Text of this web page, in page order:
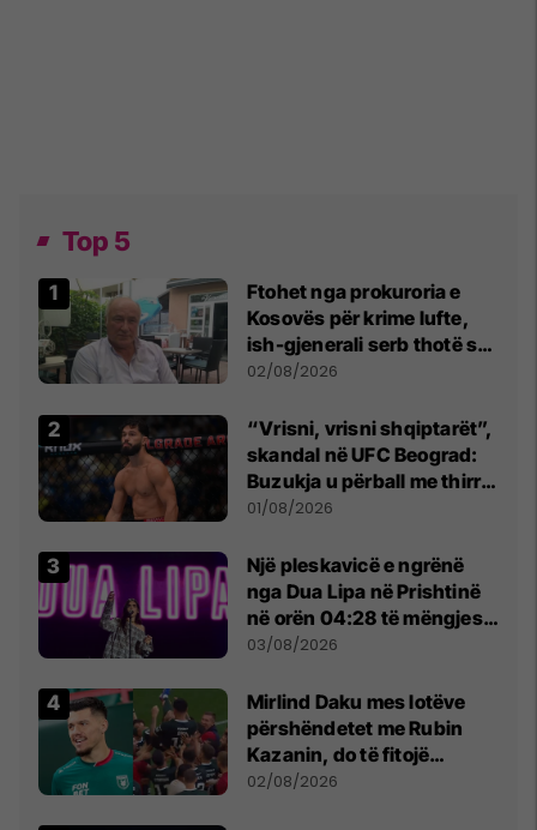
Top 5
Ftohet nga prokuroria e
Kosovës për krime lufte,
ish-gjenerali serb thotë se
dikush e tradhtoi në
02/08/2026
“Vrisni, vrisni shqiptarët”,
skandal në UFC Beograd:
Buzukja u përball me thirrje
anti-shqiptare nga
01/08/2026
Një pleskavicë e ngrënë
nga Dua Lipa në Prishtinë
në orën 04:28 të mëngjesit
- dhe bota digjitale serbe
03/08/2026
Mirlind Daku mes lotëve
përshëndetet me Rubin
Kazanin, do të fitojë
miliona te Spartak Moska
02/08/2026